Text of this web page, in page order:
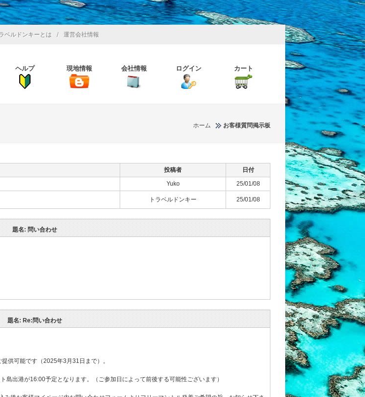
ベルドンキーとは / 運営会社情報
ヘルプ 現地情報 会社情報 ログイン カート
ホーム お客様質問掲示板
投稿者
日付
Yuko 25/01/08
トラベルドンキー 25/01/08
題名: 問い合わせ
題名: Re:問い合わせ
供可能です（2025年3月31日まで）。
出港が16:00予定となります。（ご参加日によって前後する可能性ございます）